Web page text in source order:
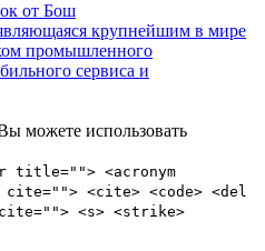
от Бош
крупнейшим в мире
промышленного
сервиса и
можете использовать
title=""> <acronym
<cite> <code> <del
<s> <strike>